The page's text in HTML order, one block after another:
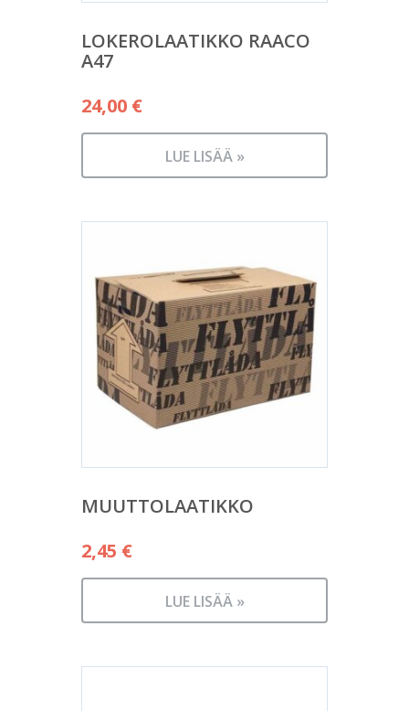
LOKEROLAATIKKO RAACO
A47
24,00 €
LUE LISÄÄ »
MUUTTOLAATIKKO
2,45 €
LUE LISÄÄ »